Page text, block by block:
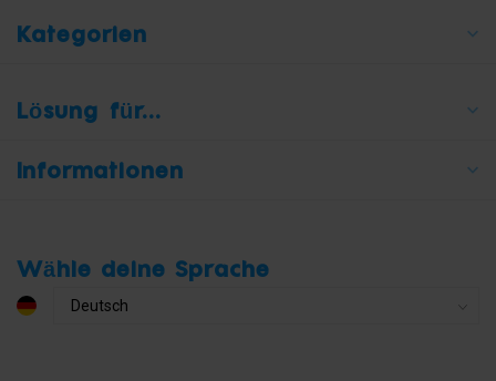
Kategorien
Lösung für...
Informationen
Wähle deine Sprache